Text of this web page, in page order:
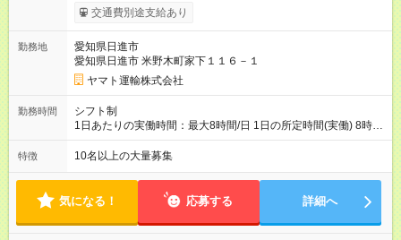
地によって異なる 加えて、インセンティブ・超勤手当・通勤手
当・扶養手当など各種手当が充実しています。 【試用期間】試
と同じです。
交通費別途支給あり
勤務地
愛知県日進市
愛知県日進市 米野木町家下１１６－１
ヤマト運輸株式会社
勤務時間
シフト制
1日あたりの実働時間：最大8時間/日 1日の所定時間(実働) 8時
間 週所定40時間 月間所定時間 165時間（残業時間25時間程
度） 年間所定時間 1，976時間（残業時間300時間程度） 【シ
勤務交番表(シフト制／15日締め)により定める ※法定労働時間に
よる管理
特徴 10名以上の大量募集
気になる！ 応募する 詳細へ